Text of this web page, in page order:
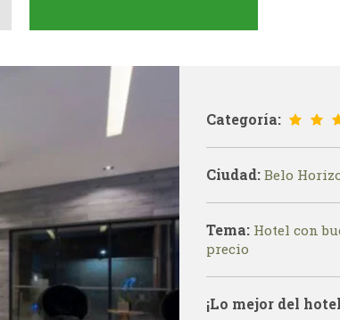
Categoría:
Ciudad: Belo
Tema: Hotel con
precio
¡Lo mejor del